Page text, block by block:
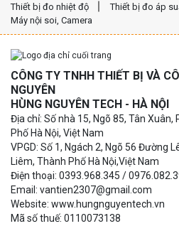
Thiết bị đo nhiệt độ
Thiết bị đo áp
Máy nội soi, Camera
CÔNG TY TNHH THIẾT BỊ VÀ
NGUYÊN
HÙNG NGUYÊN TECH - HÀ NỘI
Địa chỉ: Số nhà 15, Ngõ 85, Tân
Phố Hà Nội, Việt Nam
VPGD: Số 1, Ngách 2, Ngõ 56 Đường
Liêm, Thành Phố Hà Nội,Việt Nam
Điện thoại: 0393.968.345 /
Email: vantien2307@gmail.com
Website: www.hungnguyentech.vn
Mã số thuế: 0110073138